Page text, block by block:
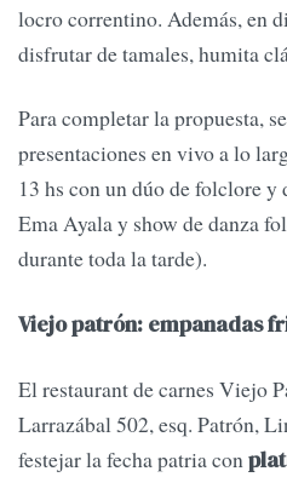
locro correntino. Además, en
disfrutar de tamales, humita
Para completar la propuesta,
presentaciones en vivo a lo
13 hs con un dúo de folclore y
Ema Ayala y show de danza
durante toda la tarde).
Viejo patrón: empanadas
El restaurant de carnes Viejo
Larrazábal 502, esq. Patrón,
festejar la fecha patria con